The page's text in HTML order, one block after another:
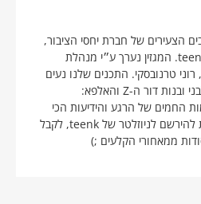
הצעירים של חברת יחסי הציבור,
המתמחה בשיווק לנוער, teenk. המגזין נערך ע״י מנהלת
רוני טרנובסקי. התכנים שלנו נעים
בין כל העולמות שנוגעים לבני ובנות דור ה-Z והאלפא:
החמים של הרגע והידיעות הכי
עדכניות. מוזמנים ומוזמנות להירשם לניוזלטר של teenk, לקבל
ממאחורי הקלעים ;)